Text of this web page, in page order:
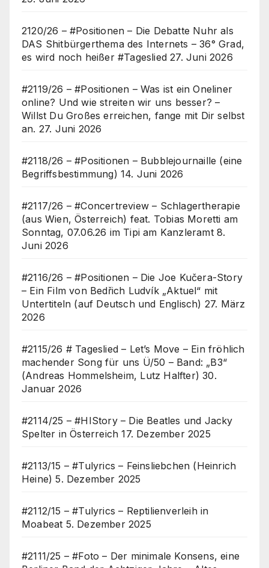
2120/26 – #Positionen – Die Debatte Nuhr als
DAS Shitbürgerthema des Internets – 36° Grad,
es wird noch heißer #Tageslied 27. Juni 2026
#2119/26 – #Positionen – Was ist ein Oneliner
online? Und wie streiten wir uns besser? –
Willst Du Großes erreichen, fange mit Dir selbst
an. 27. Juni 2026
#2118/26 – #Positionen – Bubblejournaille (eine
Begriffsbestimmung) 14. Juni 2026
#2117/26 – #Concertreview – Schlagertherapie
(aus Wien, Österreich) feat. Tobias Moretti am
Sonntag, 07.06.26 im Tipi am Kanzleramt 8.
Juni 2026
#2116/26 – #Positionen – Die Joe Kučera-Story
– Ein Film von Bedřich Ludvík „Aktuel“ mit
Untertiteln (auf Deutsch und Englisch) 27. März
2026
#2115/26 # Tageslied – Let’s Move – Ein fröhlich
machender Song für uns Ü/50 – Band: „B3“
(Andreas Hommelsheim, Lutz Halfter) 30.
Januar 2026
#2114/25 – #HIStory – Die Beatles und Jacky
Spelter in Österreich 17. Dezember 2025
#2113/15 – #Tulyrics – Feinsliebchen (Heinrich
Heine) 5. Dezember 2025
#2112/15 – #Tulyrics – Reptilienverleih in
Moabeat 5. Dezember 2025
#2111/25 – #Foto – Der minimale Konsens, eine